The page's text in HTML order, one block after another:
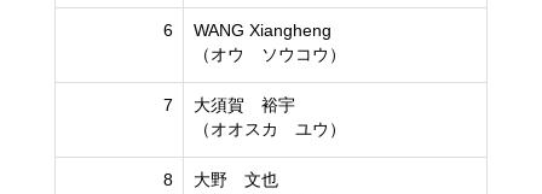
6
WANG Xiangheng
（オウ ソウコウ）
7
大須賀 裕宇
（オオスカ ユウ）
8
大野 文也